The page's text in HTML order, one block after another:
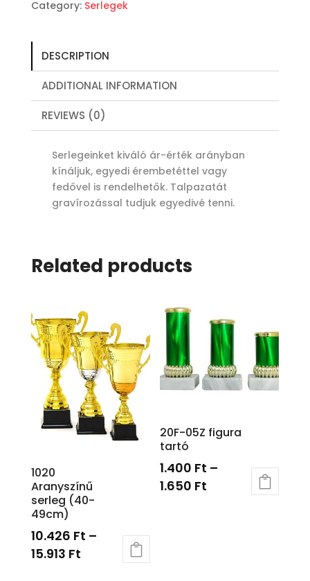
Category: Serlegek
DESCRIPTION
ADDITIONAL INFORMATION
REVIEWS (0)
Serlegeinket kiváló ár-érték arányban
kínáljuk, egyedi érembetéttel vagy
fedővel is rendelhetők. Talpazatát
gravírozással tudjuk egyedivé tenni.
Related products
1020
Aranyszínű
serleg (40-
49cm)
10.426 Ft –
15.913 Ft
20F-05Z figura
tartó
1.400 Ft –
1.650 Ft